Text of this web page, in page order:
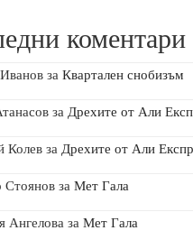
коментари
за Квартален снобизъм
за Дрехите от Али
Колев за Дрехите от Али
Стоянов за Мет Гала
Ангелова за Мет Гала